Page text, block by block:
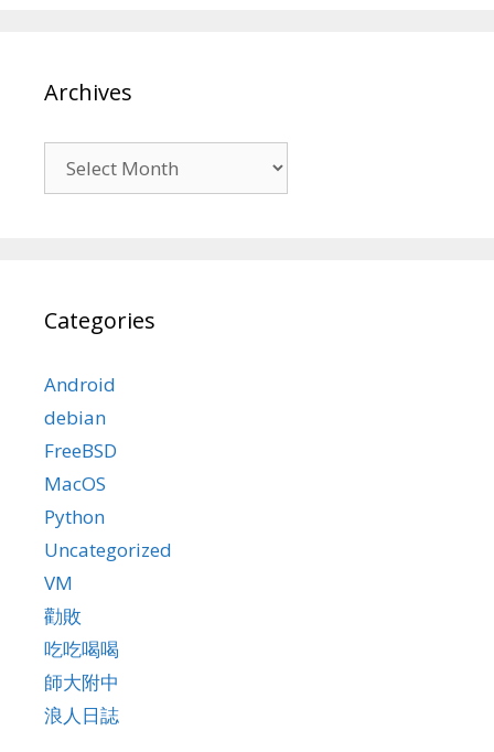
Archives
Categories
Android
debian
FreeBSD
MacOS
Python
Uncategorized
VM
勸敗
吃吃喝喝
師大附中
浪人日誌